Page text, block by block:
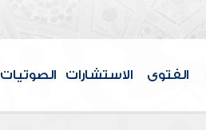
الفتوى الاستشارات الصوتيات